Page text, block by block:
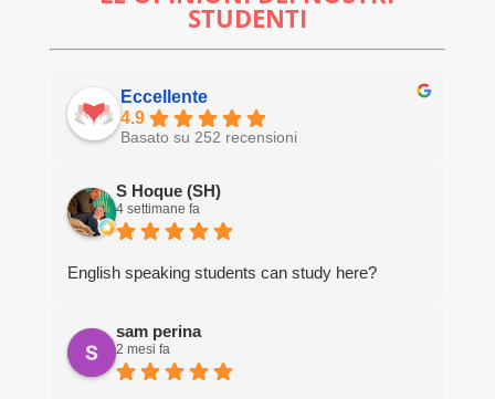
STUDENTI
Eccellente
4.9
Basato su 252 recensioni
S Hoque (SH)
4 settimane fa
English speaking students can study here?
sam perina
2 mesi fa